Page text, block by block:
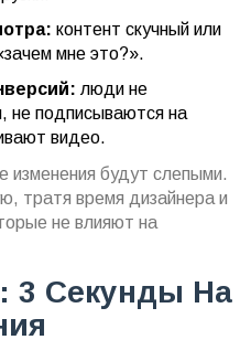
контент скучный или
мне это?».
люди не
не подписываются на
видео.
изменения будут слепыми.
тратя время дизайнера и
не влияют на
3 Секунды На